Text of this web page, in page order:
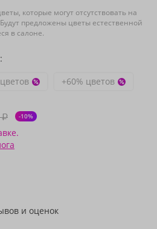
которые могут отсутствовать на
предложены цветы естественной
в салоне.
+60% цветов
₽ -10%
и оценок